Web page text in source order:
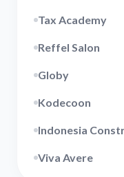
Tax Academy
Reffel Salon
Globy
Kodecoon
Indonesia
Viva Avere